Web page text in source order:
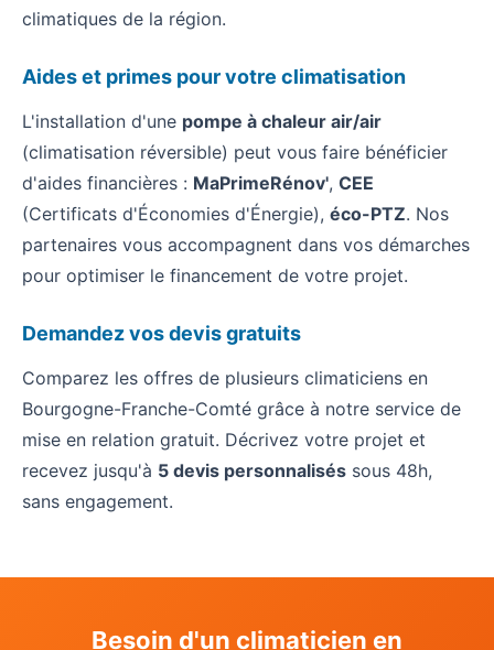
climatiques de la région.
Aides et primes pour votre climatisation
L'installation d'une pompe à chaleur air/air
(climatisation réversible) peut vous faire bénéficier
d'aides financières : MaPrimeRénov', CEE
(Certificats d'Économies d'Énergie), éco-PTZ. Nos
partenaires vous accompagnent dans vos démarches
pour optimiser le financement de votre projet.
Demandez vos devis gratuits
Comparez les offres de plusieurs climaticiens en
Bourgogne-Franche-Comté grâce à notre service de
mise en relation gratuit. Décrivez votre projet et
recevez jusqu'à 5 devis personnalisés sous 48h,
sans engagement.
Besoin d'un climaticien en